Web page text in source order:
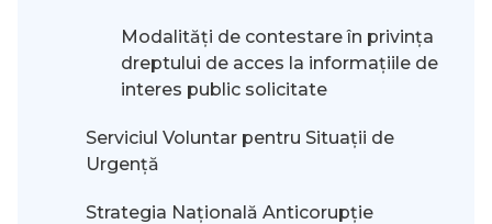
Modalităţi de contestare în privinţa
dreptului de acces la informaţiile de
interes public solicitate
Serviciul Voluntar pentru Situații de
Urgență
Strategia Națională Anticorupție